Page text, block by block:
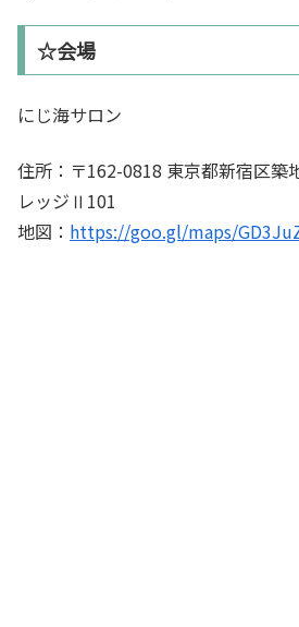
☆会場
にじ海サロン
住所：〒162-0818 東京都新宿区築
レッジⅡ101
地図： https://goo.gl/maps/